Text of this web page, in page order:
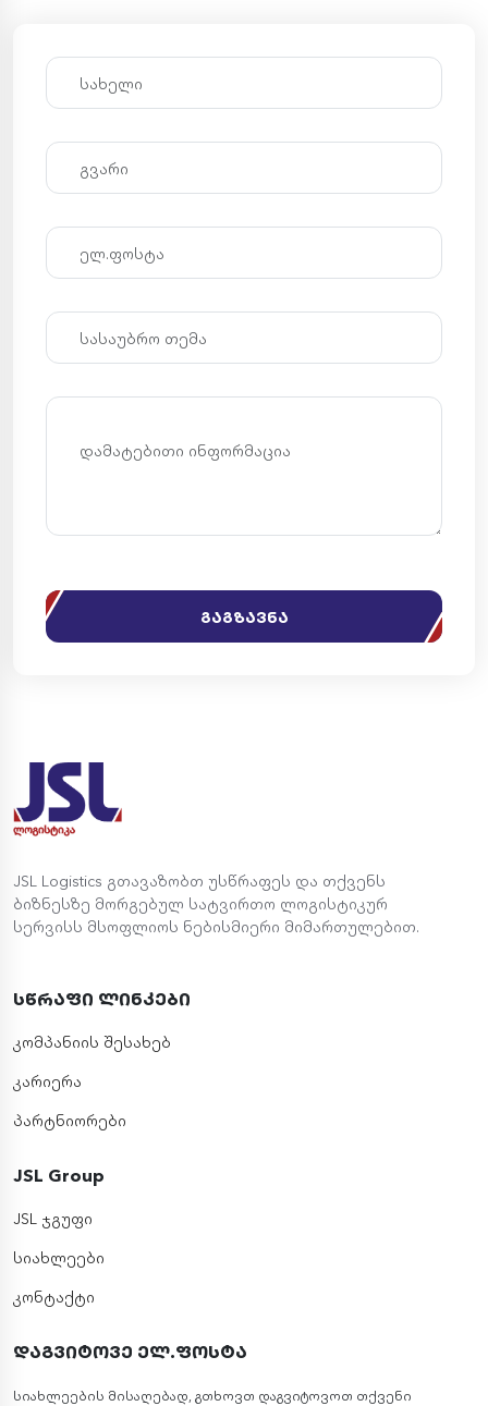
გაგზავნა
JSL Logistics გთავაზობთ უსწრაფეს და თქვენს
ბიზნესზე მორგებულ სატვირთო ლოგისტიკურ
სერვისს მსოფლიოს ნებისმიერი მიმართულებით.
სწრაფი ლინკები
კომპანიის შესახებ
კარიერა
პარტნიორები
JSL Group
JSL ჯგუფი
სიახლეები
კონტაქტი
დაგვიტოვე ელ.ფოსტა
სიახლეების მისაღებად, გთხოვთ დაგვიტოვოთ თქვენი